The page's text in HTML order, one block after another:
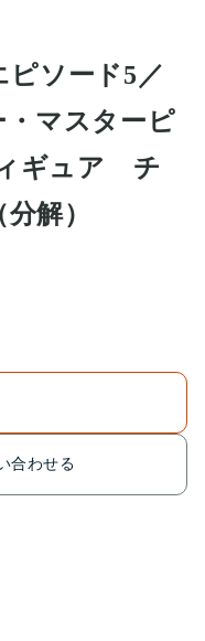
ソード5／
マスターピ
ギュア チ
解）
合わせる